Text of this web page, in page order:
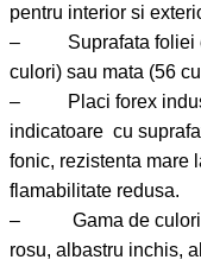
pentru interior si
– Suprafata foliei
culori) sau mata (56
– Placi forex industrial UV industrial pentru semne si
indicatoare cu
fonic, rezistenta mare la agenti naturali si corozivi,
flamabilitate redusa.
– Gama de culori disponibile in permanenta in stoc:
rosu, albastru inchis, albastru deschis, negru, galben inchis,